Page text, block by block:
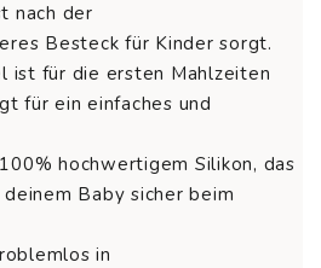
nach der
Besteck für Kinder sorgt.
ist für die ersten Mahlzeiten
für ein einfaches und
hochwertigem Silikon, das
Baby sicher beim
in